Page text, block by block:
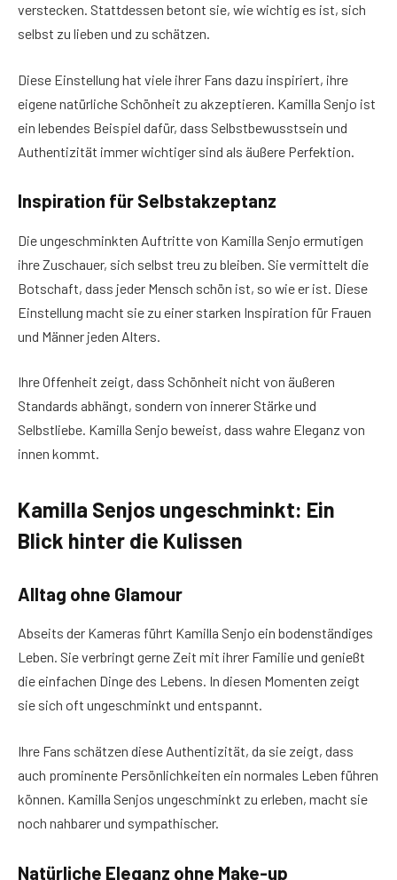
verstecken. Stattdessen betont sie, wie wichtig es ist, sich
selbst zu lieben und zu schätzen.
Diese Einstellung hat viele ihrer Fans dazu inspiriert, ihre
eigene natürliche Schönheit zu akzeptieren. Kamilla Senjo ist
ein lebendes Beispiel dafür, dass Selbstbewusstsein und
Authentizität immer wichtiger sind als äußere Perfektion.
Inspiration für Selbstakzeptanz
Die ungeschminkten Auftritte von Kamilla Senjo ermutigen
ihre Zuschauer, sich selbst treu zu bleiben. Sie vermittelt die
Botschaft, dass jeder Mensch schön ist, so wie er ist. Diese
Einstellung macht sie zu einer starken Inspiration für Frauen
und Männer jeden Alters.
Ihre Offenheit zeigt, dass Schönheit nicht von äußeren
Standards abhängt, sondern von innerer Stärke und
Selbstliebe. Kamilla Senjo beweist, dass wahre Eleganz von
innen kommt.
Kamilla Senjos ungeschminkt: Ein
Blick hinter die Kulissen
Alltag ohne Glamour
Abseits der Kameras führt Kamilla Senjo ein bodenständiges
Leben. Sie verbringt gerne Zeit mit ihrer Familie und genießt
die einfachen Dinge des Lebens. In diesen Momenten zeigt
sie sich oft ungeschminkt und entspannt.
Ihre Fans schätzen diese Authentizität, da sie zeigt, dass
auch prominente Persönlichkeiten ein normales Leben führen
können. Kamilla Senjos ungeschminkt zu erleben, macht sie
noch nahbarer und sympathischer.
Natürliche Eleganz ohne Make-up